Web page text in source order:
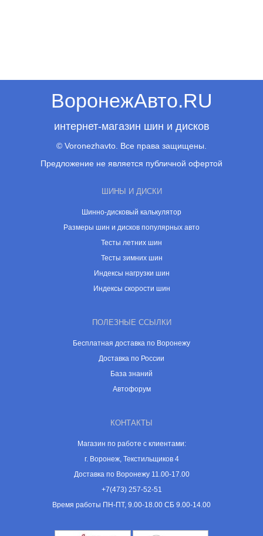
ВоронежАвто.RU
интернет-магазин шин и дисков
© Voronezhavto. Все права защищены.
Предложение не является публичной офертой
ШИНЫ И ДИСКИ
Шинно-дисковый калькулятор
Размеры шин и дисков популярных авто
Тесты летних шин
Тесты зимних шин
Индексы нагрузки шин
Индексы скорости шин
ПОЛЕЗНЫЕ ССЫЛКИ
Бесплатная доставка по Воронежу
Доставка по России
База знаний
Автофорум
КОНТАКТЫ
Магазин по работе с клиентами:
г. Воронеж, Текстильщиков 4
Доставка по Воронежу 11.00-17.00
+7(473) 257-52-51
Время работы ПН-ПТ, 9.00-18.00 СБ 9.00-14.00